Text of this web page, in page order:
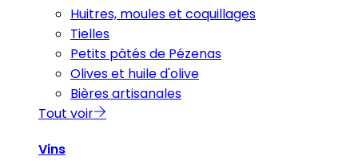
Huitres, moules et coquillages
Tielles
Petits pâtés de Pézenas
Olives et huile d'olive
Bières artisanales
Tout voir
Vins